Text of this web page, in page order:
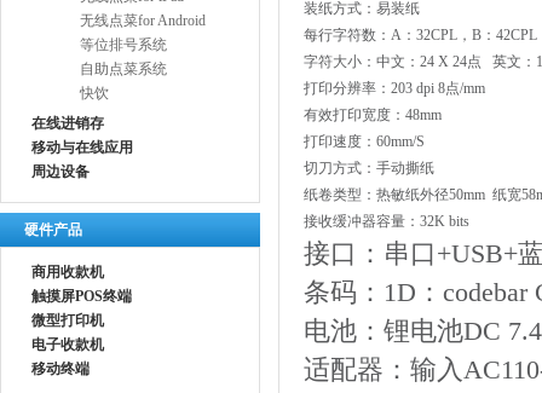
无线点菜for Android
等位排号系统
自助点菜系统
快饮
在线进销存
移动与在线应用
周边设备
硬件产品
商用收款机
触摸屏POS终端
微型打印机
电子收款机
移动终端
装纸方式：易装纸
每行字符数： A ： 32CPL ， B ： 42CPL
字符大小： 中文 ：24 X 24点 英文 ：
打印分辨率： 203 dpi 8点/mm
有效打印宽度： 48mm
打印速度： 60mm/S
切刀方式：手动撕纸
纸卷类型：热敏纸外径50mm 纸宽
接收缓冲器容量： 32K bits
接口：串口+USB+
条码： 1D ： codebar
电池：锂电池DC
适配器：输入